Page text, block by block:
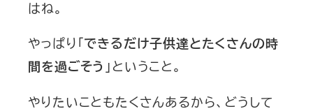
はね。
やっぱり「できるだけ子供達とたくさんの時
間を過ごそう 」ということ。
やりたいこともたくさんあるから、どうして